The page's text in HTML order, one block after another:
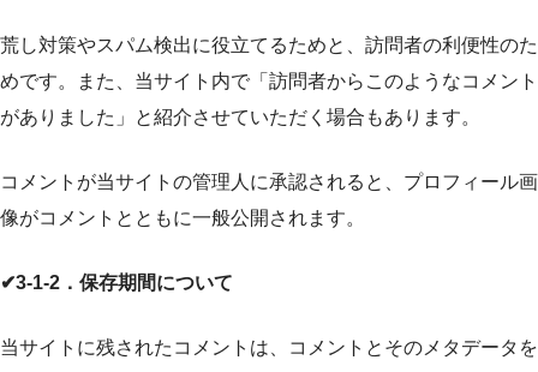
荒し対策やスパム検出に役立てるためと、訪問者の利便性のた
めです。また、当サイト内で「訪問者からこのようなコメント
がありました」と紹介させていただく場合もあります。
コメントが当サイトの管理人に承認されると、プロフィール画
像がコメントとともに一般公開されます。
✔3-1-2．保存期間について
当サイトに残されたコメントは、コメントとそのメタデータを